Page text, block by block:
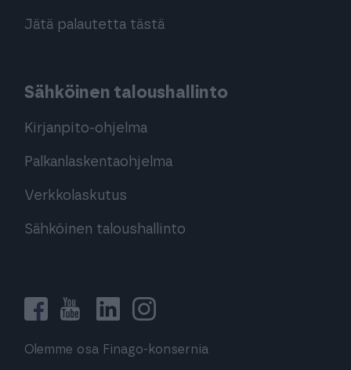
Jätä palautetta tästä
Sähköinen taloushallinto
Kirjanpito-ohjelma
Palkanlaskentaohjelma
Verkkolaskutus
Sähköinen taloushallinto
Olemme osa Finago-konsernia